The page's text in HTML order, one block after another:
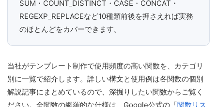
SUM・COUNT_DISTINCT・CASE・CONCAT・
REGEXP_REPLACEなど10種類前後を押さえれば実務
のほとんどをカバーできます。
当社がテンプレート制作で使用頻度の高い関数を、カテゴリ
別に一覧で紹介します。詳しい構文と使用例は各関数の個別
解説記事にまとめているので、深掘りしたい関数からご覧く
ださい。全関数の網羅的な仕様は、Google公式の「関数リス